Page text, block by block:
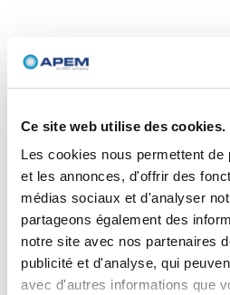
Ce site web utilise des cookies.
Les cookies nous permettent de
et les annonces, d'offrir des
médias sociaux et d'analyser
partageons également des
notre site avec nos partenaires
publicité et d'analyse, qui
avec d'autres informations que